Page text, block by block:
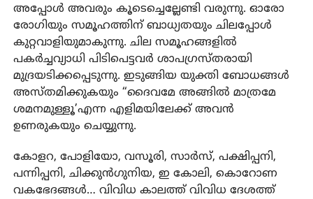
അപ്പോൾ അവരും കൂടെച്ചെല്ലേണ്ടി വരുന്നു. ഓരോ
രോഗിയും സമൂഹത്തിന് ബാധ്യതയും ചിലപ്പോൾ
കുറ്റവാളിയുമാകുന്നു. ചില സമൂഹങ്ങളിൽ
പകർച്ചവ്യാധി പിടിപെട്ടവർ ശാപഗ്രസ്തരായി
മുദ്രയടിക്കപ്പെടുന്നു. ഇടുങ്ങിയ യുക്തി ബോധങ്ങൾ
അസ്തമിക്കുകയും “ദൈവമേ അങ്ങിൽ മാത്രമേ
ശമനമുള്ളൂ’എന്ന എളിമയിലേക്ക് അവൻ
ഉണരുകയും ചെയ്യുന്നു.
കോളറ, പോളിയോ, വസൂരി, സാർസ്, പക്ഷിപ്പനി,
പന്നിപ്പനി, ചിക്കുൻഗുനിയ, ഇ കോലി, കൊറോണ
വകഭേദങ്ങൾ… വിവിധ കാലത്ത് വിവിധ ദേശത്ത്